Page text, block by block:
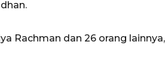
Rachman dan 26 orang lainnya,